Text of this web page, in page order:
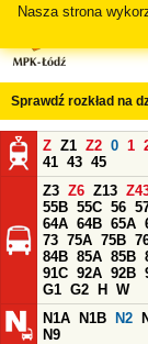
Nasza strona
Sprawdź rozkład na
Z Z1 Z2 0 1
41 43 45
Z3 Z6 Z13
55B 55C 56
64A 64B 65A
73 75A 75B
84B 85A 85B
91C 92A 92B
G1 G2 H
W
N1A
N1B N2
N9